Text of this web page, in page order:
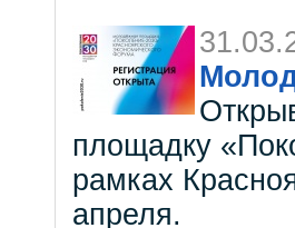
площадку
рамках
апреля.